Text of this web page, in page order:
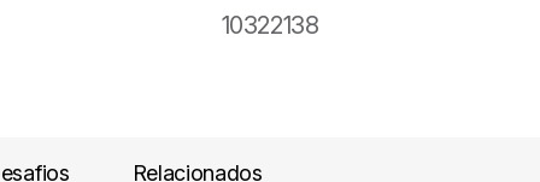
10322138
Relacionados